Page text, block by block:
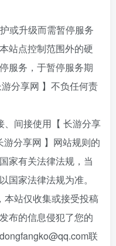
或升级而需暂停服务
站点控制范围外的硬
服务，于暂停服务期
分享网 】不负任何责
间接使用【 长游分享
分享网 】网站规则的
家有关法律法规，当
国家法律法规为准。
本站仅收集或接受投稿
布的信息侵犯了您的
联